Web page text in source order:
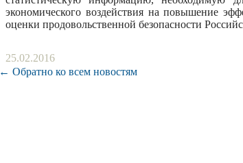
экономического воздействия на повышение
оценки продовольственной безопасности
25.02.2016
← Обратно ко всем новостям